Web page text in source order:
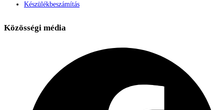
Készülékbeszámítás
Közösségi média